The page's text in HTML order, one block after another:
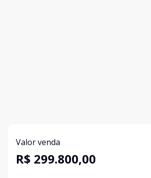
Valor venda
R$ 299.800,00